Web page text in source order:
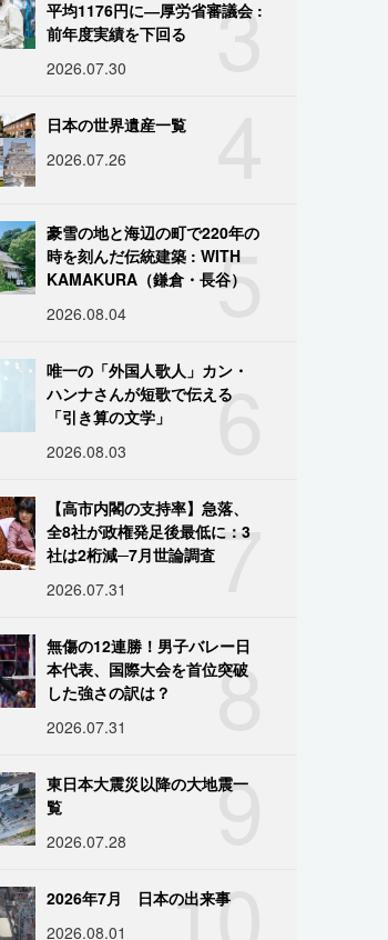
3
平均1176円に―厚労省審議会 :
前年度実績を下回る
2026.07.30
日本の世界遺産一覧
2026.07.26
5
豪雪の地と海辺の町で220年の
時を刻んだ伝統建築 : WITH
KAMAKURA（鎌倉・長谷）
2026.08.04
6
唯一の「外国人歌人」カン・
ハンナさんが短歌で伝える
「引き算の文学」
2026.08.03
7
【高市内閣の支持率】急落、
全8社が政権発足後最低に：3
社は2桁減─7月世論調査
2026.07.31
8
無傷の12連勝！男子バレー日
本代表、国際大会を首位突破
した強さの訳は？
2026.07.31
9
東日本大震災以降の大地震一
覧
2026.07.28
10
2026年7月 日本の出来事
2026.08.01